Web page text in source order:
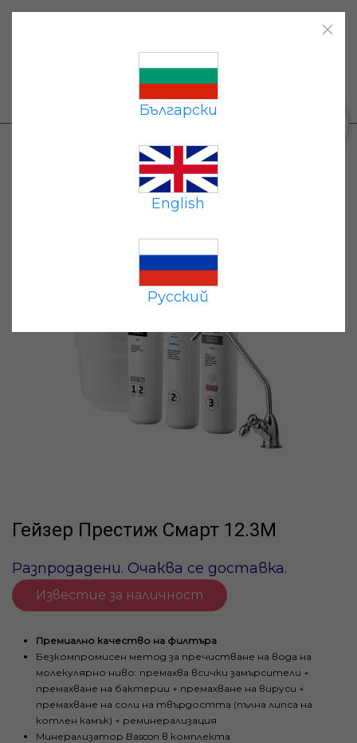
Български
English
Русский
Контакти|
+359 87 677 7191
Системи за обратна осмоза
Гейзер Престиж Смарт 12.3М
Гейзер Престиж Смарт 12.3М
Разпродадени. Очаква се доставка.
Известие за наличност
Премиално качество на филтъра
Безкомпромисен метод за пречистване на вода на
молекулярно ниво: премахва всички замърсители +
премахване на бактерии + премахване на вируси +
премахване на соли на твърдостта (пълна липса на
котлен камък) + реминерализация
Минерализатор Bascon в комплекта